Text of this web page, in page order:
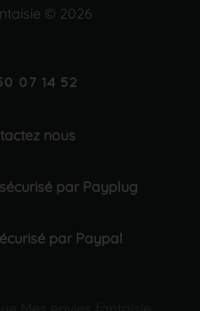
© 2026
nous
par Payplug
par Paypal